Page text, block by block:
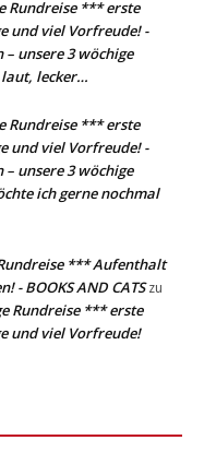
Rundreise *** erste
und viel Vorfreude! -
– unsere 3 wöchige
lecker…
Rundreise *** erste
und viel Vorfreude! -
– unsere 3 wöchige
ich gerne nochmal
*** Aufenthalt
- BOOKS AND CATSzu
Rundreise *** erste
und viel Vorfreude!